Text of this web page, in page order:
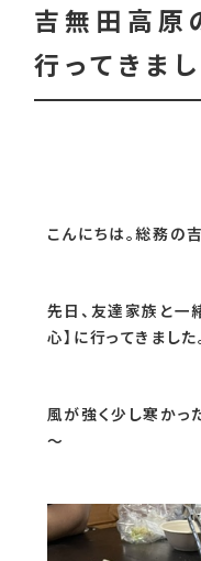
吉無田高原
行ってきまし
こんにちは。総務の
先日、友達家族と一
心】に行ってきました
風が強く少し寒かっ
～